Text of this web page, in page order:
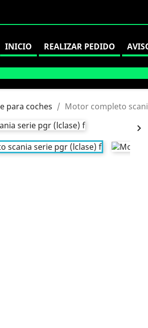
INICIO REALIZAR PEDIDO
para coches Motor completo
